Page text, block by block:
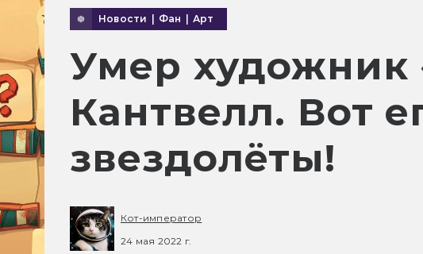
Новости Фан Арт
Умер художник
Кантвелл. Вот
звездолёты!
Кот-император
24 мая 2022 г.